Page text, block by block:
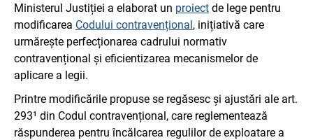
Ministerul Justiției a elaborat un proiect de lege pentru
modificarea Codului contravențional, inițiativă care
urmărește perfecționarea cadrului normativ
contravențional și eficientizarea mecanismelor de
aplicare a legii.
Printre modificările propuse se regăsesc și ajustări ale art.
293¹ din Codul contravențional, care reglementează
răspunderea pentru încălcarea regulilor de exploatare a